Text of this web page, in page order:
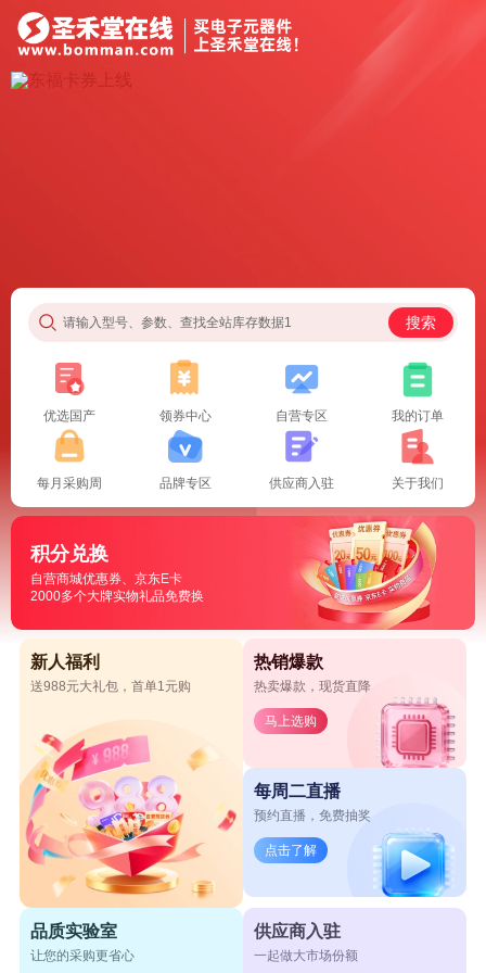
请输入型号、参数、查找全站库存数据1 搜索
优选国产 领券中心 自营专区 我的订单
每月采购周 品牌专区 供应商入驻 关于我们
积分兑换
自营商城优惠券、京东E卡
2000多个大牌实物礼品免费换
新人福利
送988元大礼包，首单1元购
热销爆款
热卖爆款，现货直降
马上选购
每周二直播
预约直播，免费抽奖
点击了解
品质实验室
让您的采购更省心
供应商入驻
一起做大市场份额